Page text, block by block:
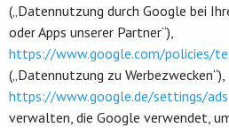
(„Datennutzung durch Google bei
oder Apps unserer Partner“),
https://www.google.com/policies/
(„Datennutzung zu Werbezwecken“),
https://www.google.de/settings/ads
verwalten, die Google verwendet,